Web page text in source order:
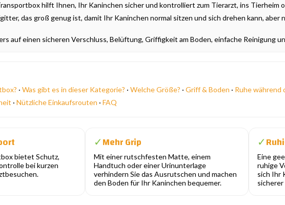
hilft Ihnen, Ihr Kaninchen sicher und kontrolliert zum Tierarzt, ins Tierheim
das groß genug ist, damit Ihr Kaninchen normal sitzen und sich drehen kann, aber
auf einen sicheren Verschluss, Belüftung, Griffigkeit am Boden, einfache Reinigung
· Was gibt es in dieser Kategorie? · Welche Größe? · Griff & Boden · Ruhe während
· Nützliche Einkaufsrouten · FAQ
bietet Schutz,
bei kurzen
✓Mehr Grip
Mit einer rutschfesten Matte, einem
Handtuch oder einer Urinunterlage
verhindern Sie das Ausrutschen und machen
den Boden für Ihr Kaninchen bequemer.
✓
Eine
ruhige
sich Ihr